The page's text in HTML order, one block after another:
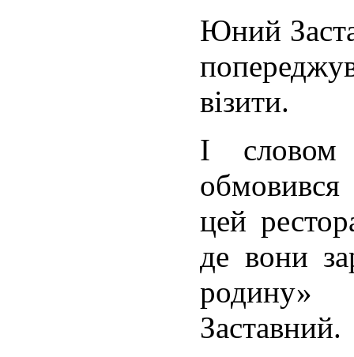
Юний
візити.
І
цей
де вони
родину»
Заставний.